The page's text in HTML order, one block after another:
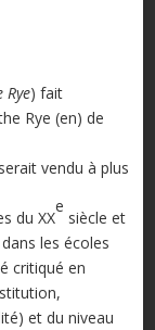
Rye) fait
Rye (en) de
vendu à plus
du XX
e
siècle et
les écoles
critiqué en
et du niveau